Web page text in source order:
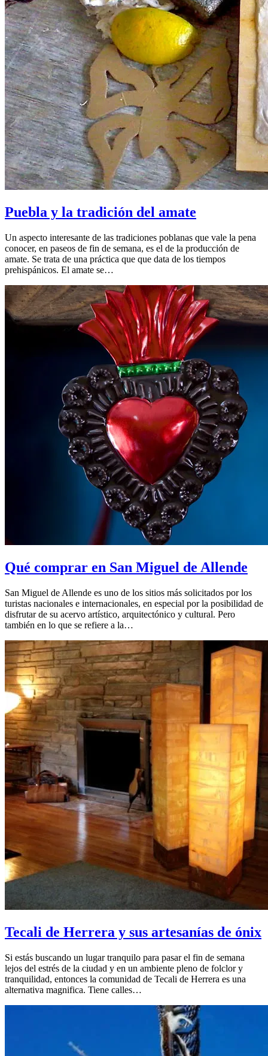
Puebla y la tradición del amate
Un aspecto interesante de las tradiciones poblanas que vale la pena
conocer, en paseos de fin de semana, es el de la producción de
amate. Se trata de una práctica que que data de los tiempos
prehispánicos. El amate se…
Qué comprar en San Miguel de Allende
San Miguel de Allende es uno de los sitios más solicitados por los
turistas nacionales e internacionales, en especial por la posibilidad de
disfrutar de su acervo artístico, arquitectónico y cultural. Pero
también en lo que se refiere a la…
Tecali de Herrera y sus artesanías de ónix
Si estás buscando un lugar tranquilo para pasar el fin de semana
lejos del estrés de la ciudad y en un ambiente pleno de folclor y
tranquilidad, entonces la comunidad de Tecali de Herrera es una
alternativa magnifica. Tiene calles…